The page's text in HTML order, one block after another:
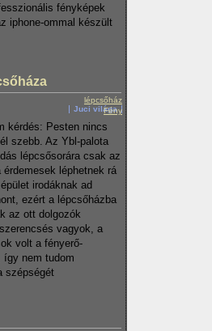
fényképek
iphone-ommal készült
lépcsőház
Fény
Juci világa
kérdés: Pesten nincs
szebb. Az Ybl-palota
lépcsősorára csak az
érdemesek léphetnek rá
irodáknak ad
ezért a lépcsőházba
az ott dolgozók
vagyok, a
volt a fényerő-
így nem tudom
szépségét